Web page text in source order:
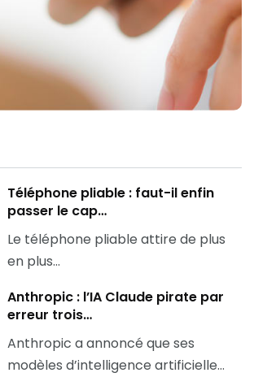
Téléphone pliable : faut-il enfin
passer le cap…
Le téléphone pliable attire de plus
en plus…
Anthropic : l’IA Claude pirate par
erreur trois…
Anthropic a annoncé que ses
modèles d’intelligence artificielle…